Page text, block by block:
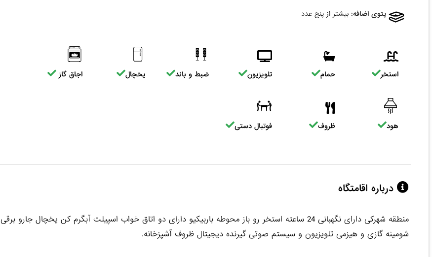
پتوی اضافه: بیشتر از پنج عدد
استخر حمام تلویزیون ضبط و باند یخچال اجاق گاز
هود ظروف فوتبال دستی
درباره اقامتگاه
منطقه شهرکی دارای نگهبانی 24 ساعته استخر رو باز محوطه باربیکیو دارای دو اتاق خواب اسپیلت آبگرم کن یخچال جارو برقی
شومینه گازی و هیزمی تلویزیون و سیستم صوتی گیرنده دیجیتال ظروف آشپزخانه.